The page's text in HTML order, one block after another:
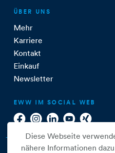
ÜBER UNS
Mehr
Karriere
Kontakt
Einkauf
Newsletter
EWW IM SOCIAL WEB
Diese Webseite
nähere Informationen